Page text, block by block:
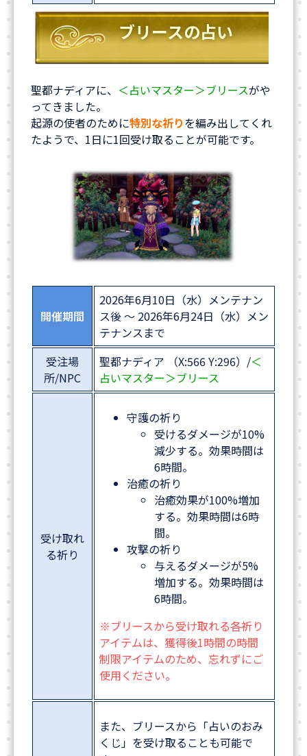
ブリースの占い
聖都ナディアに、 ＜占いマスター＞ブリースがや
ってきました。
起源の使者のために特別な祈りを編み出してくれ
たようで、1日に1回受け取ることが可能です。
開催期間
2026年6月10日（水）メンテナン
ス後 ～ 2026年6月24日（水）メン
テナンスまで
受注場
所/NPC
聖都ナディア （X:566 Y:296）/＜
占いマスター＞ブリース
受け取れ
る祈り
守護の祈り
受けるダメージが10%
減少する。効果時間は
6時間。
治癒の祈り
治癒効果が100%増加
する。効果時間は6時
間。
攻撃の祈り
与えるダメージが5%
増加する。効果時間は
6時間。
※ブリースから受け取れる各祈り
アイテムは、獲得後1時間の時間
制限アイテムのため、忘れずにご
使用ください。
また、ブリースから「占いのおみ
くじ」を受け取ることも可能で